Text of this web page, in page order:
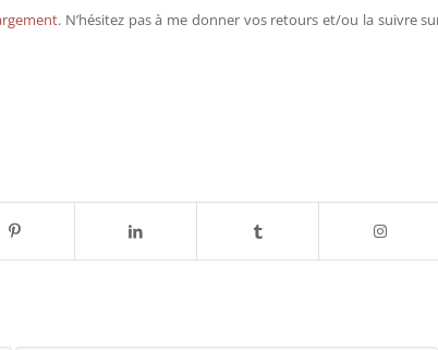
. N’hésitez pas à me donner vos retours et/ou la suivre